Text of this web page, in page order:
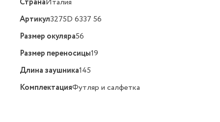
Артикул3275D 6337 56
Размер окуляра56
Размер переносицы19
Длина заушника145
КомплектацияФутляр и салфетка